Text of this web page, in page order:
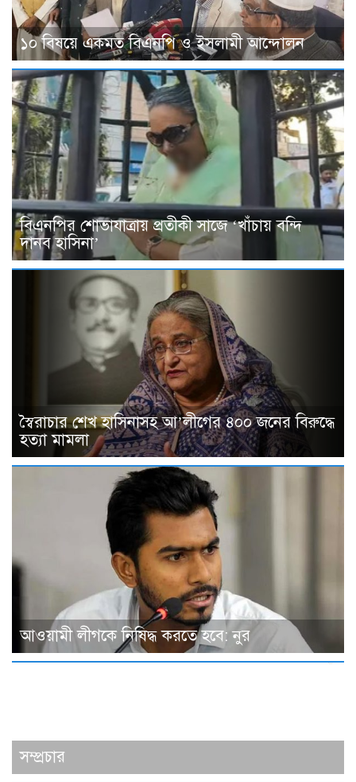
১০ বিষয়ে একমত বিএনপি ও ইসলামী আন্দোলন
বিএনপির শোভাযাত্রায় প্রতীকী সাজে ‘খাঁচায় বন্দি
দানব হাসিনা’
স্বৈরাচার শেখ হাসিনাসহ আ’লীগের ৪০০ জনের বিরুদ্ধে
হত্যা মামলা
আওয়ামী লীগকে নিষিদ্ধ করতে হবে: নুর
সম্প্রচার